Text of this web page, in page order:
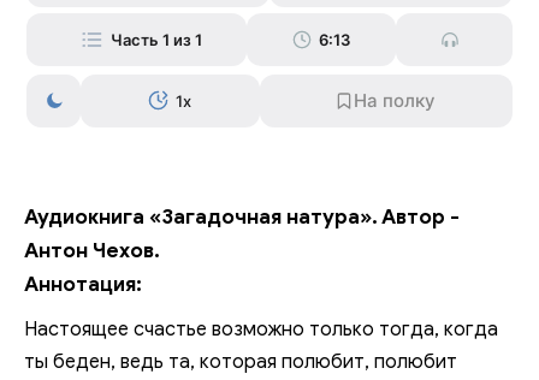
Часть 1 из 1 6:13
1x
Аудиокнига «Загадочная натура». Автор -
Антон Чехов.
Аннотация:
Настоящее счастье возможно только тогда, когда
ты беден, ведь та, которая полюбит, полюбит